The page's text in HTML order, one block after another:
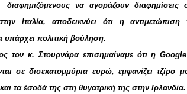
διαφημιζόμενους να αγοράζουν
Ιταλία, αποδεικνύει ότι η
υπάρχει πολιτική βούληση.
τον κ. Στουρνάρα επισημαίναμε ότι ηGoogle
σε δισεκατομμύρια ευρώ, εμφανίζει
τα έσοδά της στη θυγατρική της στην Ιρλανδία.